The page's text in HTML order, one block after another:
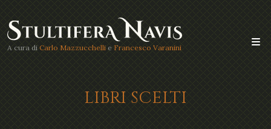
A cura di Carlo Mazzucchelli e Francesco Varanini
LIBRI SCELTI